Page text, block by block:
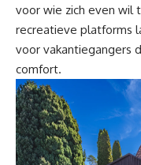
voor wie zich even wil
recreatieve platforms
voor vakantiegangers
comfort.